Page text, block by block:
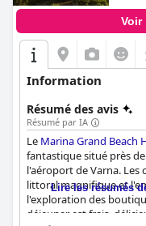
Information
Résumé des avis
Résumé par IA
Le Marina Grand Beach
fantastique situé près de
l'aéroport de Varna.
littoral magnifique et
l'exploration des
déjeuner est frais,
Lire les résumés